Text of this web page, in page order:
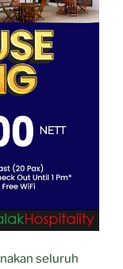
seluruh